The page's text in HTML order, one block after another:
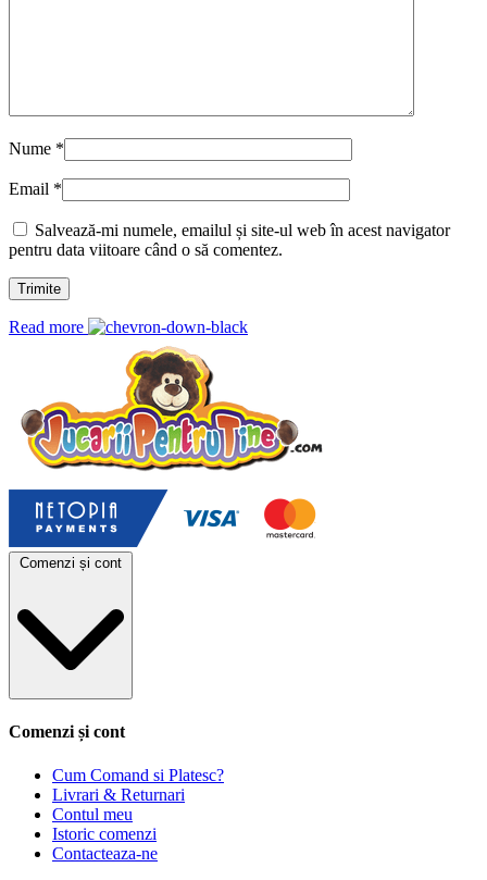
Nume *
Email *
Salvează-mi numele, emailul și site-ul web în acest navigator
pentru data viitoare când o să comentez.
Read more
Comenzi și cont
Comenzi și cont
Cum Comand si Platesc?
Livrari & Returnari
Contul meu
Istoric comenzi
Contacteaza-ne